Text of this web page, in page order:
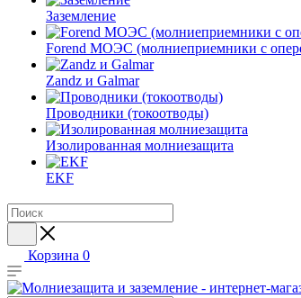
Заземление
Forend МОЭС (молниеприемники с
Zandz и Galmar
Проводники (токоотводы)
Изолированная молниезащита
EKF
Корзина 0